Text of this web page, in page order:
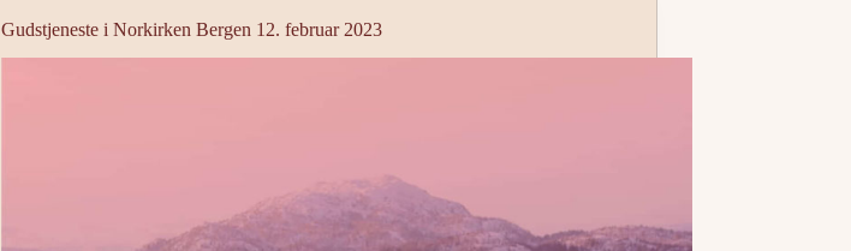
Gudstjeneste i Norkirken Bergen 12. februar 2023